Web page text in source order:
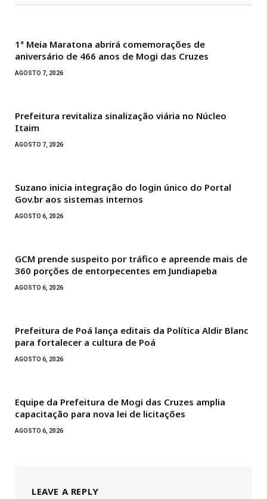
1ª Meia Maratona abrirá comemorações de
aniversário de 466 anos de Mogi das Cruzes
AGOSTO 7, 2026
Prefeitura revitaliza sinalização viária no Núcleo
Itaim
AGOSTO 7, 2026
Suzano inicia integração do login único do Portal
Gov.br aos sistemas internos
AGOSTO 6, 2026
GCM prende suspeito por tráfico e apreende mais de
360 porções de entorpecentes em Jundiapeba
AGOSTO 6, 2026
Prefeitura de Poá lança editais da Política Aldir Blanc
para fortalecer a cultura de Poá
AGOSTO 6, 2026
Equipe da Prefeitura de Mogi das Cruzes amplia
capacitação para nova lei de licitações
AGOSTO 6, 2026
LEAVE A REPLY